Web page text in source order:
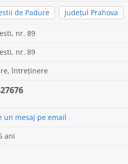
de Padure Județul Prahova
nr. 89
nr. 89
întreținere
un mesaj pe email
ani